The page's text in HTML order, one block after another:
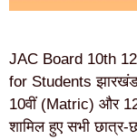
JAC Board 10th
for Students झारखंड
10वीं (Matric) और
शामिल हुए सभी छात्र-